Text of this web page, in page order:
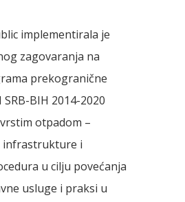
implementirala je
zagovaranja na
prekogranične
BIH 2014-2020
otpadom –
infrastrukture i
u cilju povećanja
usluge i praksi u